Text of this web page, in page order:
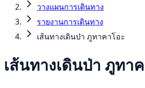
วางแผนการเดินทาง
รายงานการเดินทาง
เส้นทางเดินป่า ภูทาคาโอะ
เส้นทางเดินป่า ภูทา